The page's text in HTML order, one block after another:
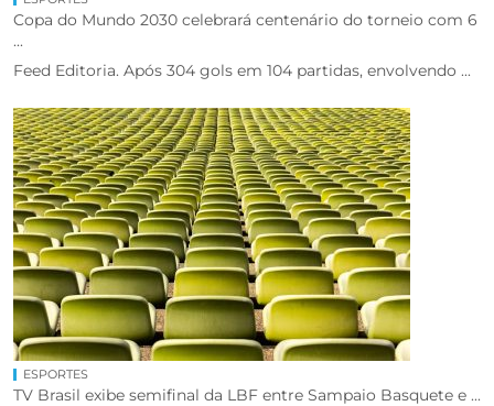
Copa do Mundo 2030 celebrará centenário do torneio com 6
...
Feed Editoria. Após 304 gols em 104 partidas, envolvendo ...
ESPORTES
TV Brasil exibe semifinal da LBF entre Sampaio Basquete e ...